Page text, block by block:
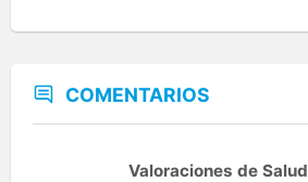
COMENTARIOS
Valoraciones de